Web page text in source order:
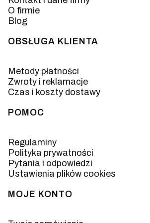
O firmie
Blog
OBSŁUGA KLIENTA
Metody płatności
Zwroty i reklamacje
Czas i koszty dostawy
POMOC
Regulaminy
Polityka prywatności
Pytania i odpowiedzi
Ustawienia plików cookies
MOJE KONTO